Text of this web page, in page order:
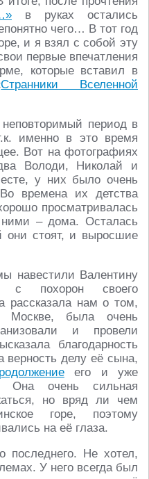
в руках остались
чего… В тот год
и я взял с собой эту
первые впечатления
которые вставил в
Странники Вселенной
период в
именно в это время
Вот на фотографиях
Володи, Николай и
у них было очень
времена их детства
просматривалась
– дома. Осталась
они стоят, и выросшие
навестили Валентину
с похорон своего
рассказала нам о том,
Москве, была очень
и провели
благодарность
верность делу её сына,
его и уже
Она очень сильная
но вряд ли чем
горе, поэтому
на её глаза.
последнего. Не хотел,
У него всегда был